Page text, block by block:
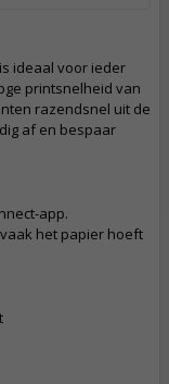
ideaal voor ieder
printsnelheid van
razendsnel uit de
af en bespaar
app.
het papier hoeft